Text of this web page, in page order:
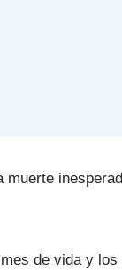
muerte
de vida y